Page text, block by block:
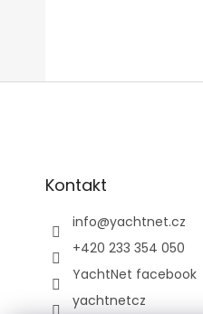
Kontakt
info@yachtnet.cz
+420 233 354 050
YachtNet facebook
yachtnetcz